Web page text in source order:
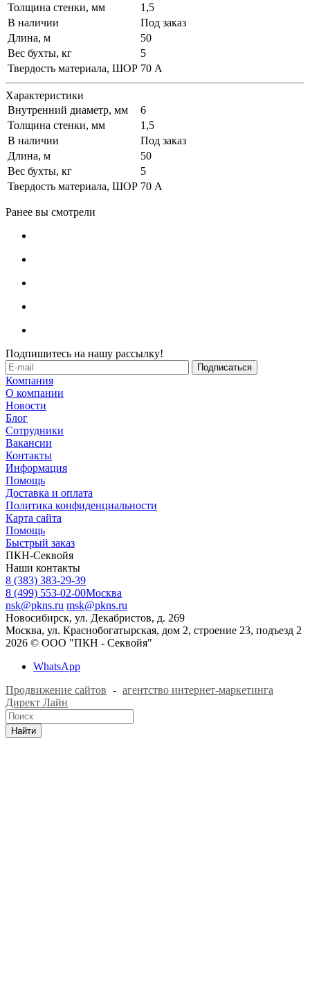
Толщина стенки, мм
1,5
В наличии
Под заказ
Длина, м
50
Вес бухты, кг
5
Твердость материала, ШОР 70 А
Характеристики
Внутренний диаметр, мм
6
Толщина стенки, мм
1,5
В наличии
Под заказ
Длина, м
50
Вес бухты, кг
5
Твердость материала, ШОР 70 А
Ранее вы смотрели
Подпишитесь на нашу рассылку!
Компания
О компании
Новости
Блог
Сотрудники
Вакансии
Контакты
Информация
Помощь
Доставка и оплата
Политика конфиденциальности
Карта сайта
Помощь
Быстрый заказ
ПКН-Секвойя
Наши контакты
8 (383) 383-29-39
8 (499) 553-02-00Москва
nsk@pkns.ru msk@pkns.ru
Новосибирск, ул. Декабристов, д. 269
Москва, ул. Краснобогатырская, дом 2, строение 23, подъезд 2
2026 © ООО "ПКН - Секвойя"
WhatsApp
Продвижение сайтов - агентство интернет-маркетинга
Директ Лайн
Найти